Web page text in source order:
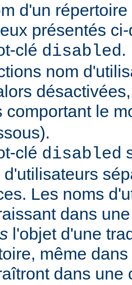
d'un
présentés
clé disabled.
nom
comportant le
clé disabled
d'utilisateurs
Les noms
dans
l'objet d'une
même
dans une